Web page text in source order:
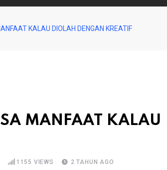
KALAU DIOLAH DENGAN KREATIF
MANFAAT KALAU
1155 VIEWS 2 TAHUN AGO